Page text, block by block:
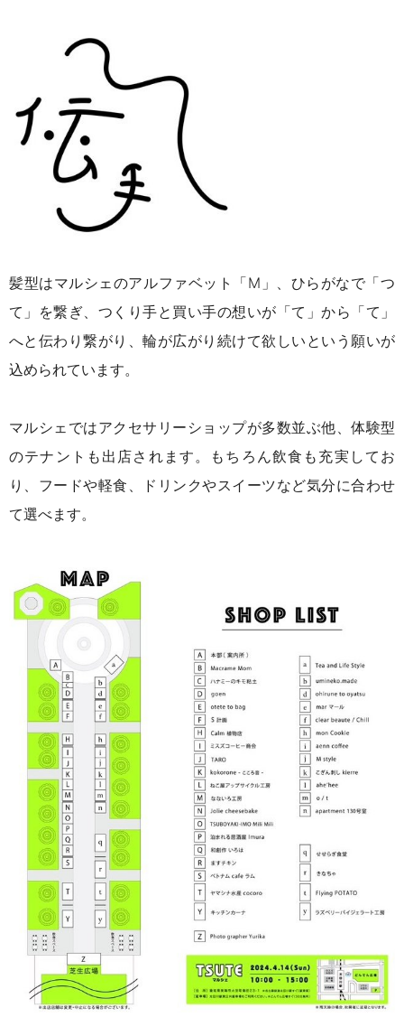
髪型はマルシェのアルファベット「M」、ひらがなで「つ
て」を繋ぎ、つくり手と買い手の想いが「て」から「て」
へと伝わり繋がり、輪が広がり続けて欲しいという願いが
込められています。
マルシェではアクセサリーショップが多数並ぶ他、体験型
のテナントも出店されます。
もちろん飲食も充実してお
り、フードや軽食、ドリンクやスイーツなど気分に合わせ
て選べます。